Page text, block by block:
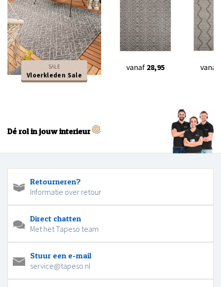
SALE
Vloerkleden Sale
vanaf 28,95 vanaf
Dé rol in jouw interieur
Retourneren?
Informatie over retour
Direct chatten
Met het Tapeso team
Stuur een e-mail
service@tapeso.nl